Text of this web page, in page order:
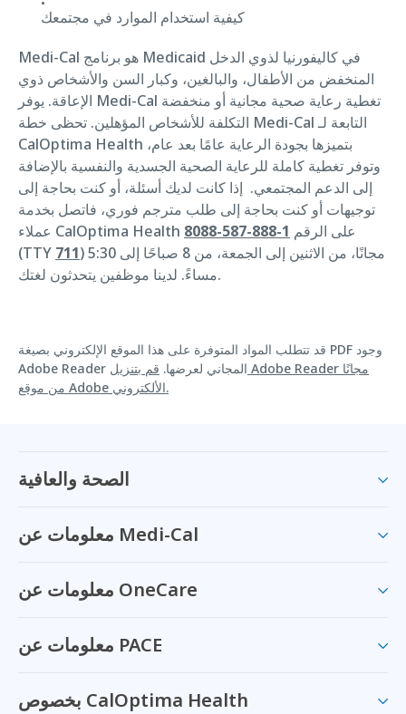
كيفية استخدام الموارد في مجتمعك
Medi-Cal هو برنامج Medicaid في كاليفورنيا لذوي الدخل
المنخفض من الأطفال، والبالغين، وكبار السن والأشخاص ذوي
الإعاقة. يوفر Medi-Cal تغطية رعاية صحية مجانية أو منخفضة
التكلفة للأشخاص المؤهلين. تحظى خطة Medi-Cal التابعة لـ
CalOptima Health بتميزها بجودة الرعاية عامًا بعد عام،
وتوفر تغطية كاملة للرعاية الصحية الجسدية والنفسية بالإضافة
إلى الدعم المجتمعي. إذا كانت لديك أسئلة، أو كنت بحاجة إلى
توجيهات أو كنت بحاجة إلى طلب مترجم فوري، فاتصل بخدمة
عملاء CalOptima Health على الرقم 1-888-587-8088
(TTY 711) مجانًا، من الاثنين إلى الجمعة، من 8 صباحًا إلى 5:30
مساءً. لدينا موظفين يتحدثون لغتك.
قد تتطلب المواد المتوفرة على هذا الموقع الإلكتروني بصيغة PDF وجود
Adobe Reader المجاني لعرضها. قم بتنزيل Adobe Reader مجانًا
من موقع Adobe الألكتروني.
الصحة والعافية
معلومات عن Medi-Cal
معلومات عن OneCare
معلومات عن PACE
بخصوص CalOptima Health